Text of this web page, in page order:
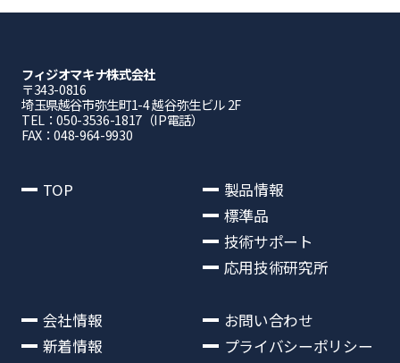
フィジオマキナ株式会社
〒343-0816
埼⽟県越⾕市弥⽣町1-4 越⾕弥⽣ビル 2F
TEL：050-3536-1817（IP電話）
FAX：048-964-9930
TOP
製品情報
標準品
技術サポート
応用技術研究所
会社情報
新着情報
お問い合わせ
プライバシーポリシー